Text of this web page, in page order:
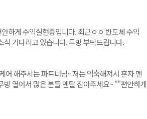
하게 수익실현중입니다. 최근ㅇㅇ 반도체 수익
식 기다리고 있습니다. 무방 부탁드립니다.
어 해주시는 파트너님~ 저는 익숙해져서 혼자 멘
방 열어서 많은 분들 멘탈 잡아주세요~ ""편안하게